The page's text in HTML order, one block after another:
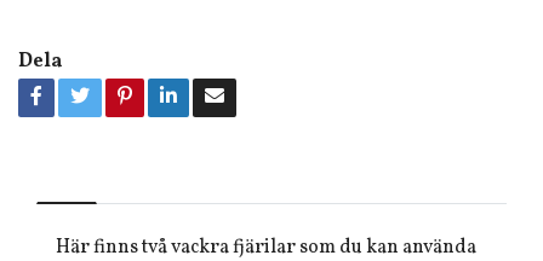
Dela
Här finns två vackra fjärilar som du kan använda